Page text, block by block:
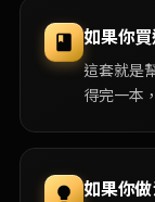
如果你
這套就是
得完一本
如果你